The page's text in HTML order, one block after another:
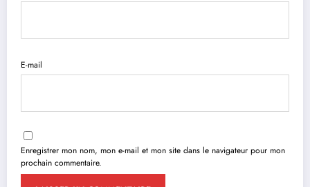
E-mail
Enregistrer mon nom, mon e-mail et mon site dans le navigateur pour mon
prochain commentaire.